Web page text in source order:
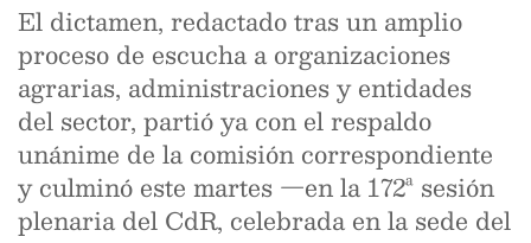
El dictamen, redactado tras un amplio
proceso de escucha a organizaciones
agrarias, administraciones y entidades
del sector, partió ya con el respaldo
unánime de la comisión correspondiente
y culminó este martes —en la 172ª sesión
plenaria del CdR, celebrada en la sede del